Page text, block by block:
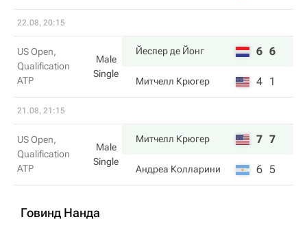
22.08, 20:15
US Open,
Qualification
ATP
Male
Single
Йеспер де Йонг 6 6
Митчелл Крюгер 4 1
21.08, 21:15
US Open,
Qualification
ATP
Male
Single
Митчелл Крюгер 7 7
Андреа Колларини 6 5
Говинд Нанда